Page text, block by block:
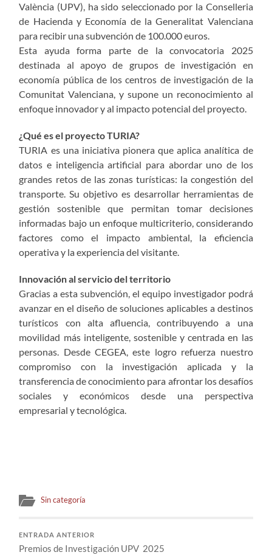
València (UPV), ha sido seleccionado por la Conselleria
de Hacienda y Economía de la Generalitat Valenciana
para recibir una subvención de 100.000 euros.
Esta ayuda forma parte de la convocatoria 2025
destinada al apoyo de grupos de investigación en
economía pública de los centros de investigación de la
Comunitat Valenciana, y supone un reconocimiento al
enfoque innovador y al impacto potencial del proyecto.
¿Qué es el proyecto TURIA?
TURIA es una iniciativa pionera que aplica analítica de
datos e inteligencia artificial para abordar uno de los
grandes retos de las zonas turísticas: la congestión del
transporte. Su objetivo es desarrollar herramientas de
gestión sostenible que permitan tomar decisiones
informadas bajo un enfoque multicriterio, considerando
factores como el impacto ambiental, la eficiencia
operativa y la experiencia del visitante.
Innovación al servicio del territorio
Gracias a esta subvención, el equipo investigador podrá
avanzar en el diseño de soluciones aplicables a destinos
turísticos con alta afluencia, contribuyendo a una
movilidad más inteligente, sostenible y centrada en las
personas. Desde CEGEA, este logro refuerza nuestro
compromiso con la investigación aplicada y la
transferencia de conocimiento para afrontar los desafíos
sociales y económicos desde una perspectiva
empresarial y tecnológica.
Sin categoría
ENTRADA ANTERIOR
Premios de Investigación UPV 2025